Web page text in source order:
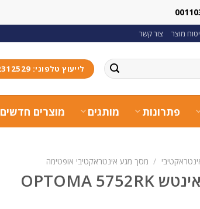
מוצר צור קשר
לייעוץ טלפוני: 077-2312529
פתרונות מותגים מוצרים חדשים
/ מסך מגע אינטראקטיבי אופטימה